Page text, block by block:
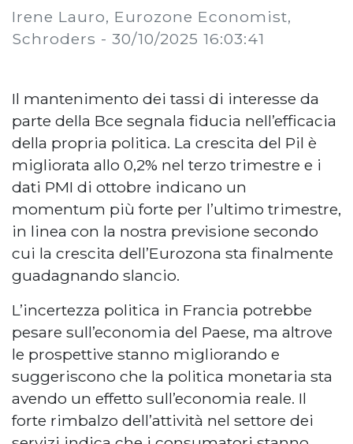
Irene Lauro, Eurozone Economist,
Schroders - 30/10/2025 16:03:41
Il mantenimento dei tassi di interesse da
parte della Bce segnala fiducia nell’efficacia
della propria politica. La crescita del Pil è
migliorata allo 0,2% nel terzo trimestre e i
dati PMI di ottobre indicano un
momentum più forte per l’ultimo trimestre,
in linea con la nostra previsione secondo
cui la crescita dell’Eurozona sta finalmente
guadagnando slancio.
L’incertezza politica in Francia potrebbe
pesare sull’economia del Paese, ma altrove
le prospettive stanno migliorando e
suggeriscono che la politica monetaria sta
avendo un effetto sull’economia reale. Il
forte rimbalzo dell’attività nel settore dei